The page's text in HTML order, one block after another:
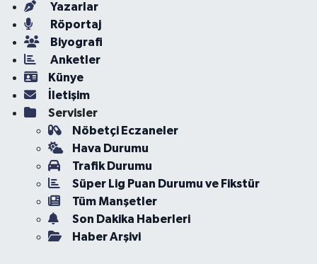
Yazarlar
Röportaj
Biyografi
Anketler
Künye
İletişim
Servisler
Nöbetçi Eczaneler
Hava Durumu
Trafik Durumu
Süper Lig Puan Durumu ve Fikstür
Tüm Manşetler
Son Dakika Haberleri
Haber Arşivi